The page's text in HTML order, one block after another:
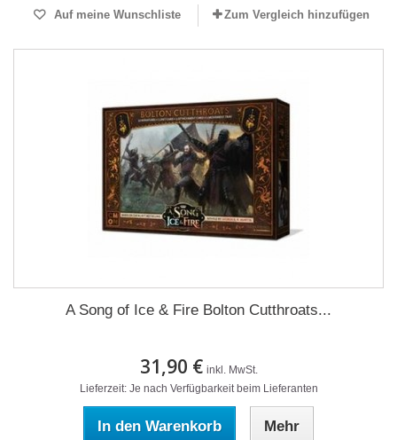
Auf meine Wunschliste Zum Vergleich hinzufügen
A Song of Ice & Fire Bolton Cutthroats...
31,90 € inkl. MwSt.
Lieferzeit: Je nach Verfügbarkeit beim Lieferanten
In den Warenkorb Mehr